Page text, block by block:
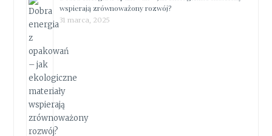
wspierają zrównoważony rozwój?
31 marca, 2025